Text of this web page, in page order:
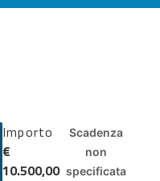
Importo
€
10.500,00
Scadenza
non
specificata